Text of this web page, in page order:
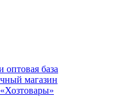
база
магазин